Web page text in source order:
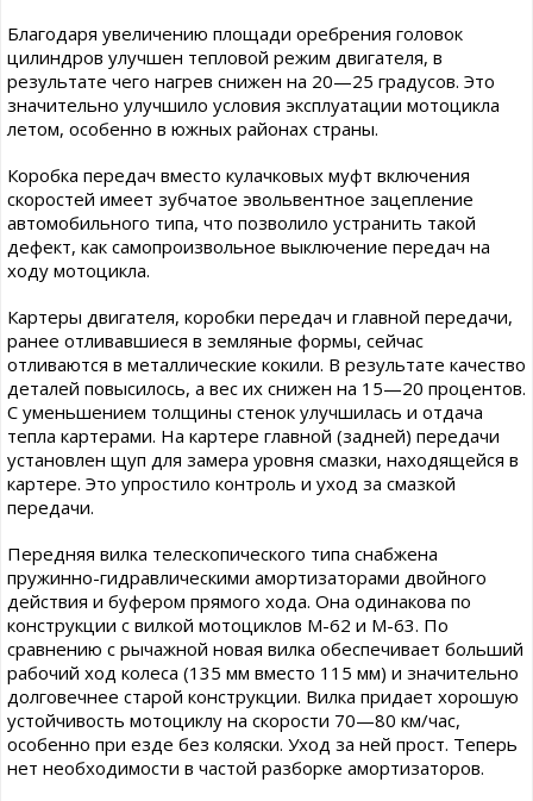
Благодаря увеличению площади оребрения головок
цилиндров улучшен тепловой режим двигателя, в
результате чего нагрев снижен на 20—25 градусов. Это
значительно улучшило условия эксплуатации мотоцикла
летом, особенно в южных районах страны.
Коробка передач вместо кулачковых муфт включения
скоростей имеет зубчатое эвольвентное зацепление
автомобильного типа, что позволило устранить такой
дефект, как самопроизвольное выключение передач на
ходу мотоцикла.
Картеры двигателя, коробки передач и главной передачи,
ранее отливавшиеся в земляные формы, сейчас
отливаются в металлические кокили. В результате качество
деталей повысилось, а вес их снижен на 15—20 процентов.
С уменьшением толщины стенок улучшилась и отдача
тепла картерами. На картере главной (задней) передачи
установлен щуп для замера уровня смазки, находящейся в
картере. Это упростило контроль и уход за смазкой
передачи.
Передняя вилка телескопического типа снабжена
пружинно-гидравлическими амортизаторами двойного
действия и буфером прямого хода. Она одинакова по
конструкции с вилкой мотоциклов М-62 и М-63. По
сравнению с рычажной новая вилка обеспечивает больший
рабочий ход колеса (135 мм вместо 115 мм) и значительно
долговечнее старой конструкции. Вилка придает хорошую
устойчивость мотоциклу на скорости 70—80 км/час,
особенно при езде без коляски. Уход за ней прост. Теперь
нет необходимости в частой разборке амортизаторов.